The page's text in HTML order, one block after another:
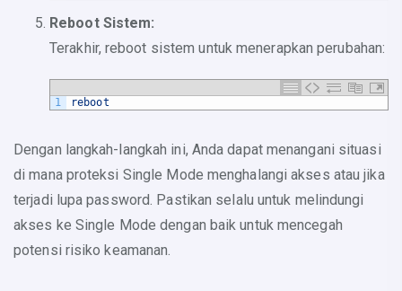
Reboot Sistem:
Terakhir, reboot sistem untuk menerapkan perubahan:
1 reboot
Dengan langkah-langkah ini, Anda dapat menangani situasi
di mana proteksi Single Mode menghalangi akses atau jika
terjadi lupa password. Pastikan selalu untuk melindungi
akses ke Single Mode dengan baik untuk mencegah
potensi risiko keamanan.